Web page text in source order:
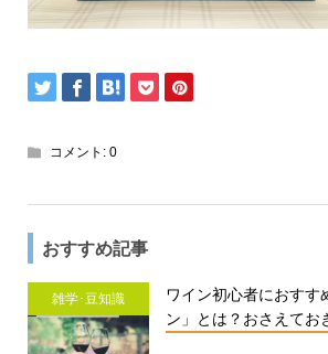
コメント: 0
おすすめ記事
雑学･豆知識
ワイン初心者におすす
ン」とは？おさえてお